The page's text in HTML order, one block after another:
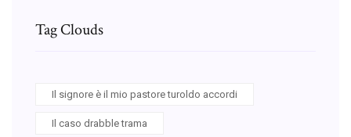
Tag Clouds
Il signore è il mio pastore turoldo accordi
Il caso drabble trama